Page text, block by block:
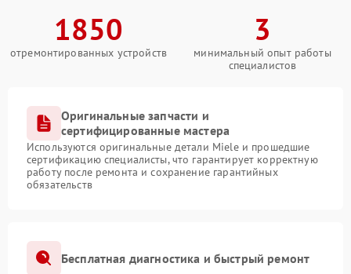
1850
отремонтированных устройств
3
минимальный опыт работы
специалистов
Оригинальные запчасти и
сертифицированные мастера
Используются оригинальные детали Miele и прошедшие
сертификацию специалисты, что гарантирует корректную
работу после ремонта и сохранение гарантийных
обязательств
Бесплатная диагностика и быстрый ремонт